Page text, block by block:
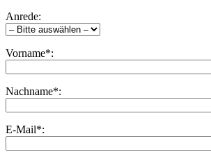
Anrede:
Vorname*:
Nachname*:
E-Mail*: